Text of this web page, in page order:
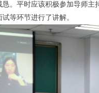
。平时应该积极参加导师
等环节进行了讲解。